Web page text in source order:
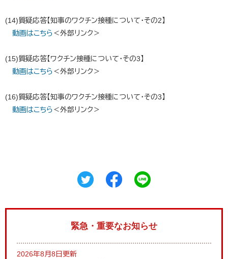
(14)質疑応答【知事のワクチン接種について・その2】
動画はこちら＜外部リンク＞
(15)質疑応答【ワクチン接種について・その3】
動画はこちら＜外部リンク＞
(16)質疑応答【知事のワクチン接種について・その3】
動画はこちら＜外部リンク＞
緊急・重要なお知らせ
2026年8月8日更新